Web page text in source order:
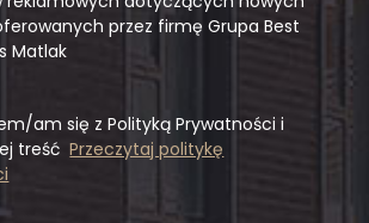
przez firmę Grupa Best
Matlak
am się z Polityką Prywatności i
treść Przeczytaj politykę